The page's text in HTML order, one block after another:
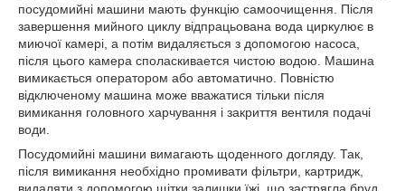
посудомийні машини мають функцію самоочищення. Після
завершення мийного циклу відпрацьована вода циркулює в
миючої камері, а потім видаляється з допомогою насоса,
після цього камера споласкивается чистою водою. Машина
вимикається оператором або автоматично. Повністю
відключеному машина може вважатися тільки після
вимикання головного харчування і закриття вентиля подачі
води.
Посудомийні машини вимагають щоденного догляду. Так,
після вимикання необхідно промивати фільтри, картридж,